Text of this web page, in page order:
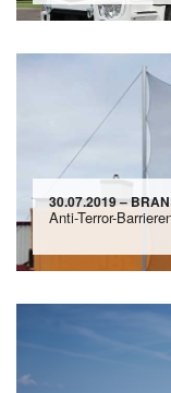
30.07.2019 –
Anti-Terror-